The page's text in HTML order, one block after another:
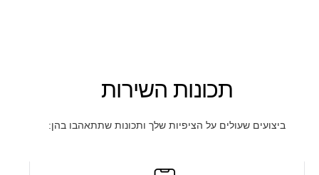
תכונות השירות
ביצועים שעולים על הציפיות שלך ותכונות שתתאהבו בהן: